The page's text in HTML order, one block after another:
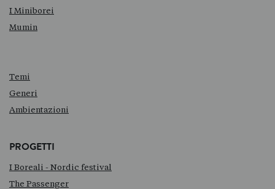
I Miniborei
Mumin
Temi
Generi
Ambientazioni
PROGETTI
I Boreali - Nordic festival
The Passenger